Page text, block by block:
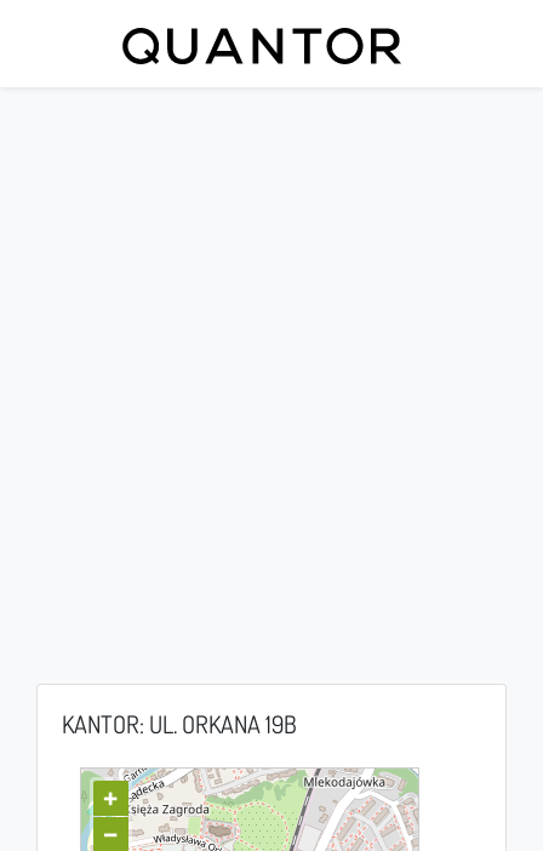
KANTOR: UL. ORKANA 19B
+
−